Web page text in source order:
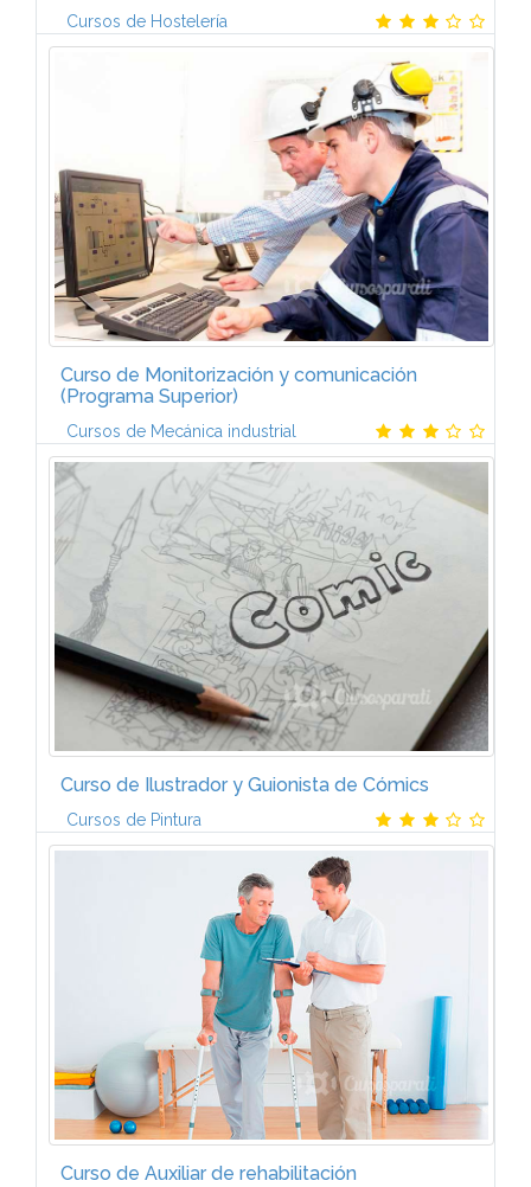
Cursos de Hostelería
PresentaciónUna de la actividad más productiva para
el establecimiento hotelero es la que corresponde al
hospedaje. Aunque la presencia de un cliente
Curso de Monitorización y comunicación
(Programa Superior)
Cursos de Mecánica industrial
El curso está formado por 3 módulos:AUTÓMATAS
PROGRAMABLES I (6 ECTS)Introducción a la
automatización. Elementos de un sistema
automatizado. Estructura del autómata...
Curso de Ilustrador y Guionista de Cómics
Cursos de Pintura
Gracias al temario del Curso de Ilustrador y Guionista
de cómics de CCC tendrás una formación artística y
técnica lo más completa posible sobre el mundo
Curso de Auxiliar de rehabilitación